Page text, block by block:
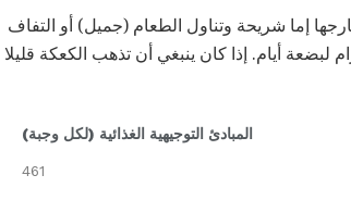
إما شريحة وتناول الطعام (جميل) أو التفاف
أيام. إذا كان ينبغي أن تذهب الكعكة قليلا
المبادئ التوجيهية الغذائية (لكل وجبة)
461